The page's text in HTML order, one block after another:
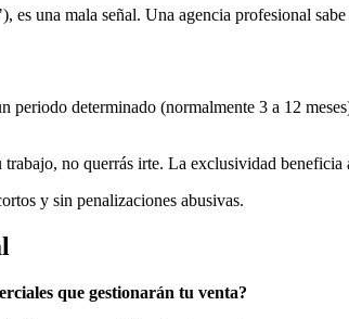
una mala señal. Una agencia profesional
determinado (normalmente 3 a 12
trabajo, no querrás irte. La exclusividad
y sin penalizaciones abusivas.
que gestionarán tu venta?